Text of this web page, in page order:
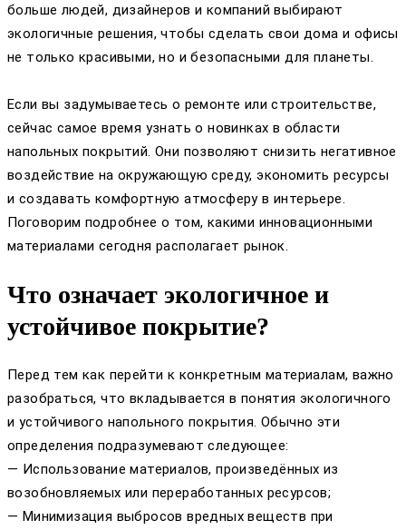
больше людей, дизайнеров и компаний выбирают
экологичные решения, чтобы сделать свои дома и офисы
не только красивыми, но и безопасными для планеты.
Если вы задумываетесь о ремонте или строительстве,
сейчас самое время узнать о новинках в области
напольных покрытий. Они позволяют снизить негативное
воздействие на окружающую среду, экономить ресурсы
и создавать комфортную атмосферу в интерьере.
Поговорим подробнее о том, какими инновационными
материалами сегодня располагает рынок.
Что означает экологичное и
устойчивое покрытие?
Перед тем как перейти к конкретным материалам, важно
разобраться, что вкладывается в понятия экологичного
и устойчивого напольного покрытия. Обычно эти
определения подразумевают следующее:
— Использование материалов, произведённых из
возобновляемых или переработанных ресурсов;
— Минимизация выбросов вредных веществ при